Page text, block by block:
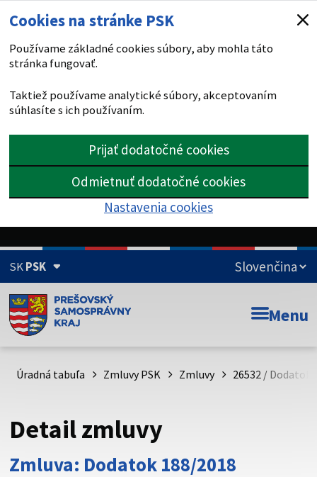
Cookies na stránke PSK
Používame základné cookies súbory, aby mohla táto
stránka fungovať.
Taktiež používame analytické súbory, akceptovaním
súhlasíte s ich používaním.
Prijať dodatočné cookies
Odmietnuť dodatočné cookies
Nastavenia cookies
SKPSK
Doména psk.sk je oficiálna
Toto je oficiálna webová stránka Prešovského
psk.sk.
Buďte pozorní a vždy sa uistite, že zdieľate informácie iba
cez zabezpečenú webovú stránku. Zabezpečená stránka
vždy začína https:// pred názvom domény webového sídla.
Menu
Úradná tabuľa Zmluvy PSK Zmluvy 26532 / Dodatok
Detail zmluvy
Zmluva: Dodatok 188/2018